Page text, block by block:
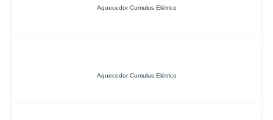
Aquecedor Cumulus Elétrico
Aquecedor Cumulus Elétrico